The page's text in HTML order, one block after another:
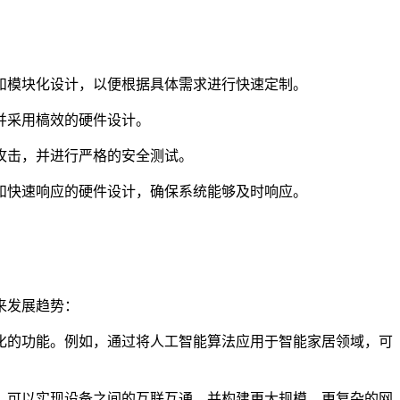
块化设计，以便根据具体需求进行快速定制。
用槁效的硬件设计。
，并进行严格的安全测试。
速响应的硬件设计，确保系统能够及时响应。
展趋势：
功能。例如，通过将人工智能算法应用于智能家居领域，可